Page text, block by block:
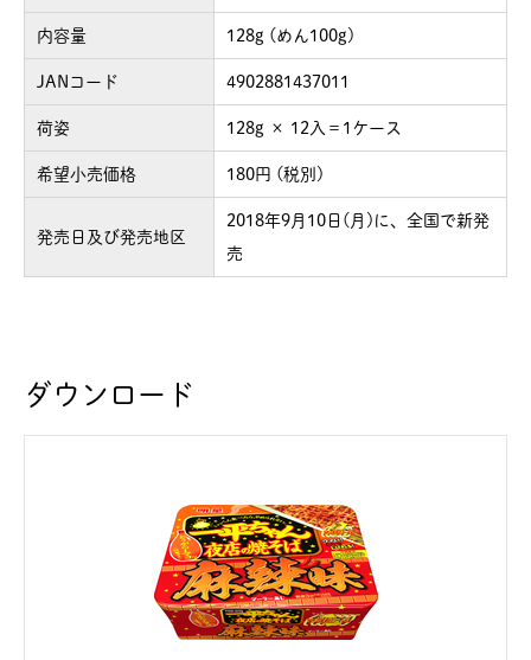
内容量 128g (めん100g)
JANコード 4902881437011
荷姿 128g × 12入＝1ケース
希望小売価格 180円 (税別)
発売日及び発売地区
2018年9月10日(月)に、全国で新発
売
ダウンロード